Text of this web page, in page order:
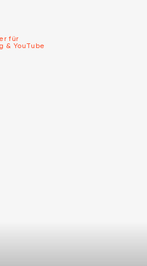
für
& YouTube